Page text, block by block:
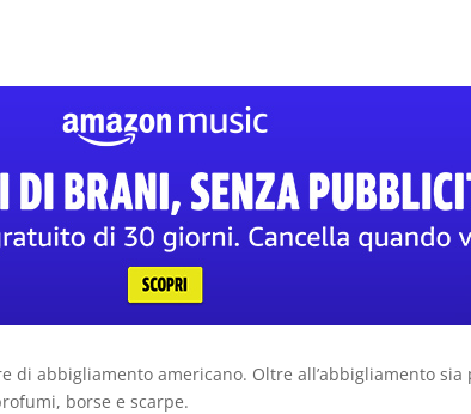
abbigliamento americano. Oltre all’abbigliamento sia
borse e scarpe.